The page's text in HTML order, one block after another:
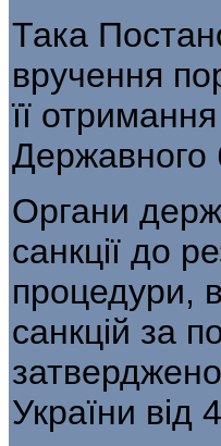
Така
вру­чення
її
Державного
Органи
санк­ції до
процедури,
санкцій за
України